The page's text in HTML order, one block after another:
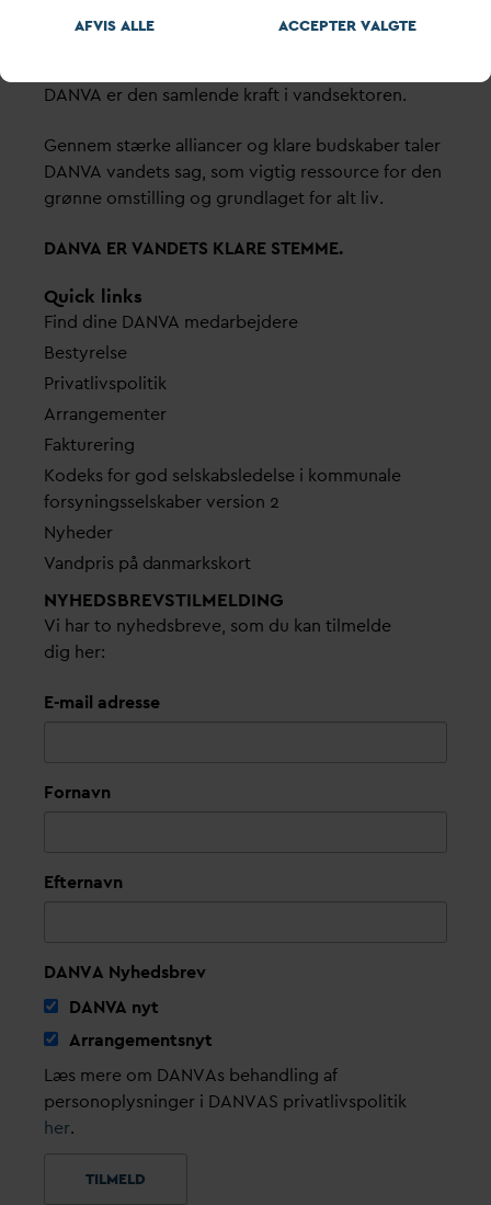
DANVA er den samlende kraft i vandsektoren.
Gennem stærke alliancer og klare budskaber taler
DANVA vandets sag, som vigtig ressource for den
grønne omstilling og grundlaget for alt liv.
DANVA ERVANDETS KLARE STEMME.
Quick links
Find dine DANVA medarbejdere
Bestyrelse
Privatlivspolitik
Arrangementer
Fakturering
Kodeks for god selskabsledelse i kommunale
forsyningsselskaber version 2
Nyheder
Vandpris på danmarkskort
NYHEDSBREVS­TILMELDING
Vi har to nyhedsbreve, som du kan tilmelde
dig her:
E-mail adresse
Fornavn
Efternavn
DANVA Nyhedsbrev
DANVA nyt
Arrangementsnyt
Læs mere om DANVAs behandling af
personoplysninger i DANVAS privatlivspolitik
her.
AFVIS ALLE ACCEPTERVALGTE